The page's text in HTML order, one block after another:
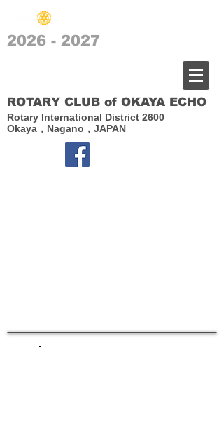
2026 - 2027
ROTARY CLUB of OKAYA ECHO
Rotary International District 2600
Okaya，Nagano，JAPAN